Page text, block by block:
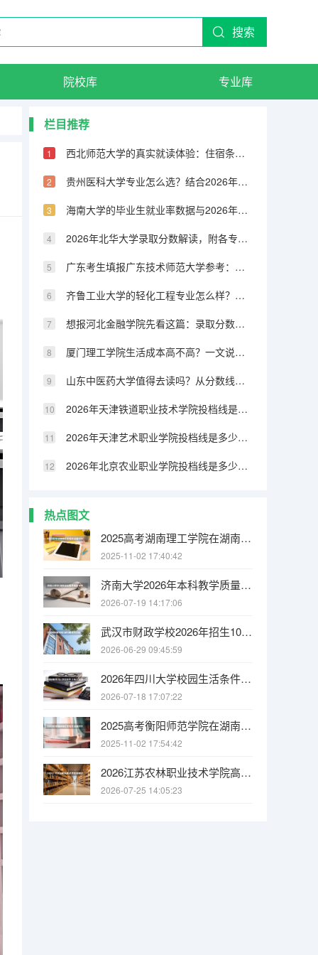
搜索
院校库 专业库
栏目推荐
西北师范大学的真实就读体验：住宿条件、专业课程与就业
贵州医科大学专业怎么选？结合2026年分数线与就业趋势
海南大学的毕业生就业率数据与2026年投档线分析
2026年北华大学录取分数解读，附各专业就业情况
广东考生填报广东技术师范大学参考：位次、专业与生活费
齐鲁工业大学的轻化工程专业怎么样？分数线与就业前景梳理
想报河北金融学院先看这篇：录取分数、王牌专业与校园环境
厦门理工学院生活成本高不高？一文说清住宿、食堂与周边配套
山东中医药大学值得去读吗？从分数线到就业率的客观分析
2026年天津铁道职业技术学院投档线是多少？分数线、费用与入学攻略
2026年天津艺术职业学院投档线是多少？分数线、费用与入学攻略
2026年北京农业职业学院投档线是多少？分数线、费用与入学攻略
热点图文
2025高考湖南理工学院在湖南招生批次 有哪些专业？
2025-11-02 17:40:42
济南大学2026年本科教学质量报告：师生比、课程满意度与毕业率
2026-07-19 14:17:06
武汉市财政学校2026年招生1080人，新增人工智能技术与应用、无人机3+2专业
2026-06-29 09:45:59
2026年四川大学校园生活条件全解析：宿舍、食堂、交通与周边配套
2026-07-18 17:07:22
2025高考衡阳师范学院在湖南招生批次 有哪些专业？
2025-11-02 17:54:42
2026江苏农林职业技术学院高职招生全知道：分数线、费用、就业方向
2026-07-25 14:05:23